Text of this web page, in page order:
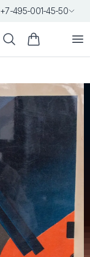
+7-495-001-45-50
ПоискКорзина